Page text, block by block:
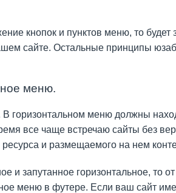
кнопок и пунктов меню, то будет
сайте. Остальные принципы
меню.
горизонтальном меню должны
все чаще встречаю сайты без
и размещаемого на нем
и запутанное горизонтальное, то
меню в футере. Если ваш сайт